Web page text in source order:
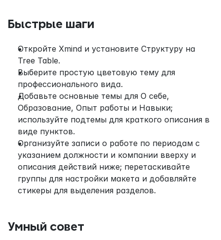
Быстрые шаги
Откройте Xmind и установите Структуру на
Tree Table.
Выберите простую цветовую тему для
профессионального вида.
Добавьте основные темы для О себе,
Образование, Опыт работы и Навыки;
используйте подтемы для краткого описания в
виде пунктов.
Организуйте записи о работе по периодам с
указанием должности и компании вверху и
описания действий ниже; перетаскивайте
группы для настройки макета и добавляйте
стикеры для выделения разделов.
Умный совет